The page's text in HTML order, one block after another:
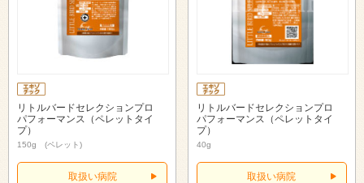
リトルバードセレクションプロ
パフォーマンス（ペレットタイ
プ）
150g (ペレット)
取扱い病院
リトルバードセレクションプロ
パフォーマンス（ペレットタイ
プ）
40g
取扱い病院